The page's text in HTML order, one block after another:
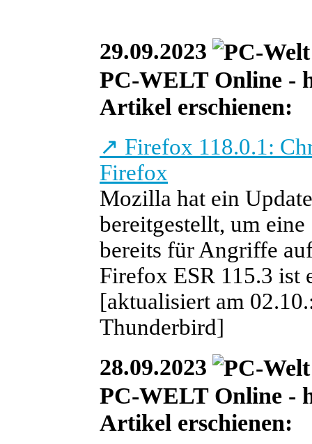
29.09.2023
PC-WELT Online -
Artikel erschienen:
↗ Firefox 118.0.1:
Firefox
Mozilla hat ein
bereitgestellt, um
bereits für Angriffe
Firefox ESR 115.3 ist
[aktualisiert am
Thunderbird]
28.09.2023
PC-WELT Online -
Artikel erschienen: